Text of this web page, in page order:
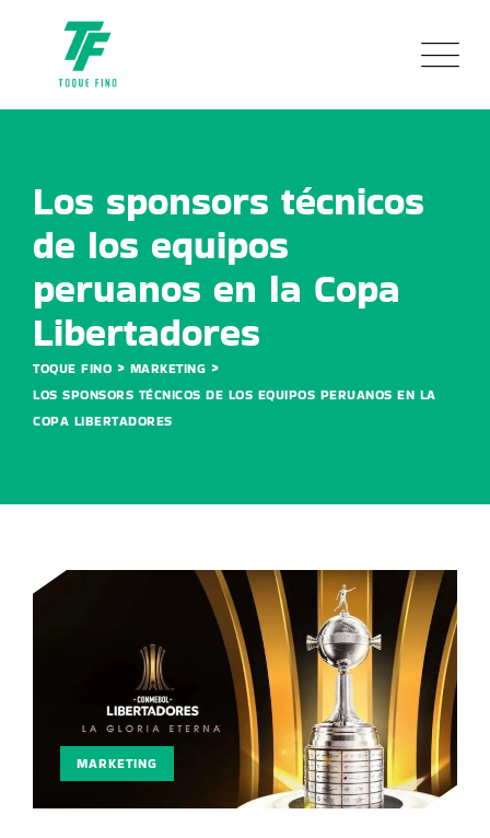
Los sponsors técnicos
de los equipos
peruanos en la Copa
Libertadores
TOQUE FINO > MARKETING >
LOS SPONSORS TÉCNICOS DE LOS EQUIPOS PERUANOS EN LA
COPA LIBERTADORES
MARKETING